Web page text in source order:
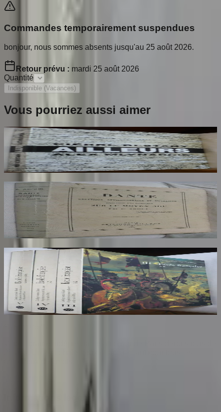
Commandes temporairement suspendues
bonjour, nous sommes absents jusqu'au 25 août 2026.
Retour prévu : mardi 25 août 2026
Quantité
Indisponible (Vacances)
Vous pourriez aussi aimer
Ailleurs
RESTANY Pierre
65€
Dante Hérétique et Révolutionnaire et
Socialiste
AROUX
€
Ecole Francaise. Catalogue Sommaire des
Peintures du Musée du Louvre et du Musée
d'Orsay. 3 Volumes : III, IV et V
COMPIN isabelle
70€
Informations légales